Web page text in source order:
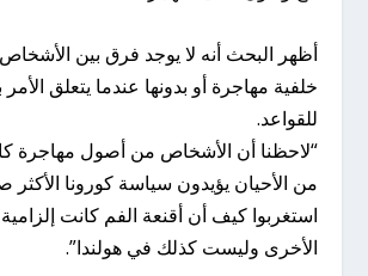
أظهر البحث أنه لا يوجد فرق بين الأشخاص
خلفية مهاجرة أو بدونها عندما يتعلق الأمر
للقواعد.
“لاحظنا أن الأشخاص من أصول مهاجرة
من الأحيان يؤيدون سياسة كورونا الأكثر
استغربوا كيف أن أقنعة الفم كانت
الأخرى وليست كذلك في هولندا”.